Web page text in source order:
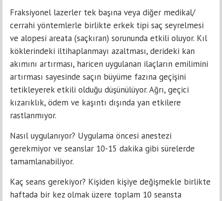
Fraksiyonel lazerler tek başına veya diğer medikal/
cerrahi yöntemlerle birlikte erkek tipi saç seyrelmesi
ve alopesi areata (saçkıran) sorununda etkili oluyor. Kıl
köklerindeki iltihaplanmayı azaltması, derideki kan
akımını artırması, haricen uygulanan ilaçların emilimini
artırması sayesinde saçın büyüme fazına geçişini
tetikleyerek etkili olduğu düşünülüyor. Ağrı, geçici
kızarıklık, ödem ve kaşıntı dışında yan etkilere
rastlanmıyor.
Nasıl uygulanıyor? Uygulama öncesi anestezi
gerekmiyor ve seanslar 10-15 dakika gibi sürelerde
tamamlanabiliyor.
Kaç seans gerekiyor? Kişiden kişiye değişmekle birlikte
haftada bir kez olmak üzere toplam 10 seansta